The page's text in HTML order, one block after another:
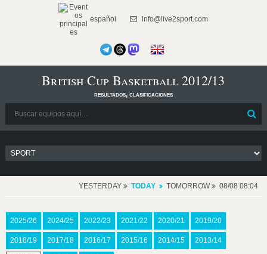
español info@live2sport.com
British Cup Basketball 2012/13
resultados, clasificaciones
YESTERDAY TODAY TOMORROW 08/08 08:04
2025/26 2024/25 2022/23 2021/22 2020/21 2019/20
2018/19 2017/18 2016/17 2015/16 2014/15 2013/14